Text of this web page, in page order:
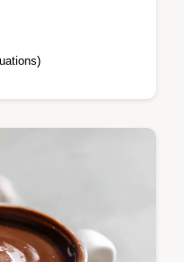
chaud avec
une checklist
guide de
pour Noël.